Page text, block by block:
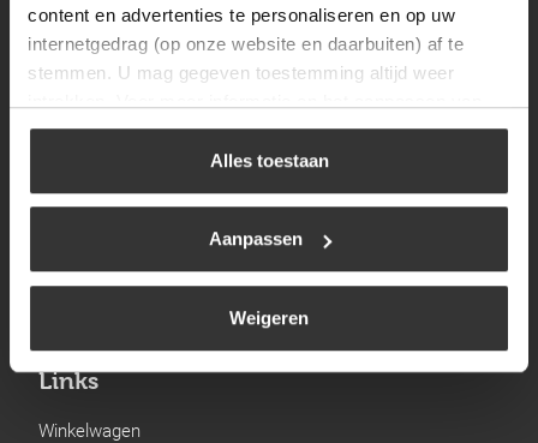
content en advertenties te personaliseren en op uw
internetgedrag (op onze website en daarbuiten) af te
stemmen. U mag gegeven toestemming altijd weer
uw keuze op onze website verwijzen wij u naar ons
Alles toestaan
Aanpassen
Weigeren
Navigatie
BBQ
Kamperen
Gastechniek
Links
Winkelwagen